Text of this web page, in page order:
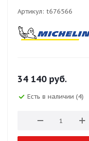
Артикул: t676566
34 140 руб.
Есть в наличии (4)